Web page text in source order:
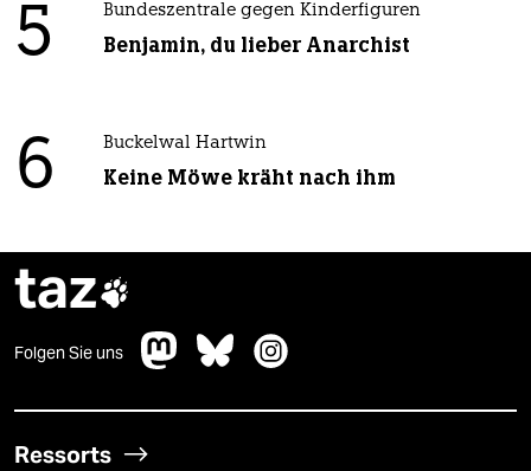
5 Bundeszentrale gegen Kinderfiguren
Benjamin, du lieber Anarchist
6 Buckelwal Hartwin
Keine Möwe kräht nach ihm
taz
Folgen Sie uns
Ressorts